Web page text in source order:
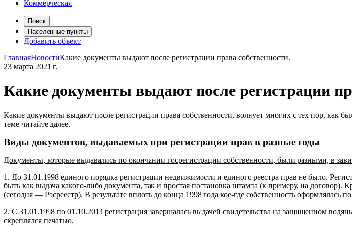
Коммерческая
Поиск
Населенные пункты
Добавить объект
ГлавнаяНовостиКакие документы выдают после регистрации права собственности.
23 марта 2021 г.
Какие документы выдают после регистрации
Какие документы выдают после регистрации права собственности, волнует многих с тех пор,
теме читайте далее.
Виды документов, выдаваемых при регистрации прав в разные годы
Документы, которые выдавались по окончании госрегистрации собственности, были разными, в
1. До 31.01.1998 единого порядка регистрации недвижимости и единого реестра прав не было.
быть как выдача какого-либо документа, так и простая постановка штампа (к примеру, на договор).
(сегодня — Росреестр). В результате вплоть до конца 1998 года кое-где собственность оформлялась
2. С 31.01.1998 по 01.10.2013 регистрация завершалась выдачей свидетельства на защищенном
скреплялся печатью.